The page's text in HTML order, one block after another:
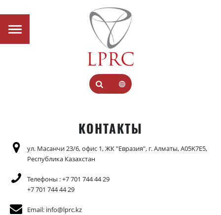
КОНТАКТЫ
ул. Масанчи 23/6, офис 1, ЖК "Евразия", г. Алматы, A05K7E5,
Республика Казахстан
Телефоны : +7 701 744 44 29
+7 701 744 44 29
Email: info@lprc.kz